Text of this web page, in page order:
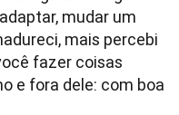
mudar um
mais percebi
fazer coisas
e fora dele: com boa